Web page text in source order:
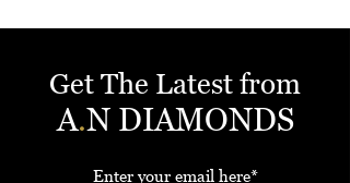
כולל תעודה גמולוגית
ניתן לשלם באשראי עד 12 תשלומים
ללא ריבית
Get The Latest from
A.N DIAMONDS